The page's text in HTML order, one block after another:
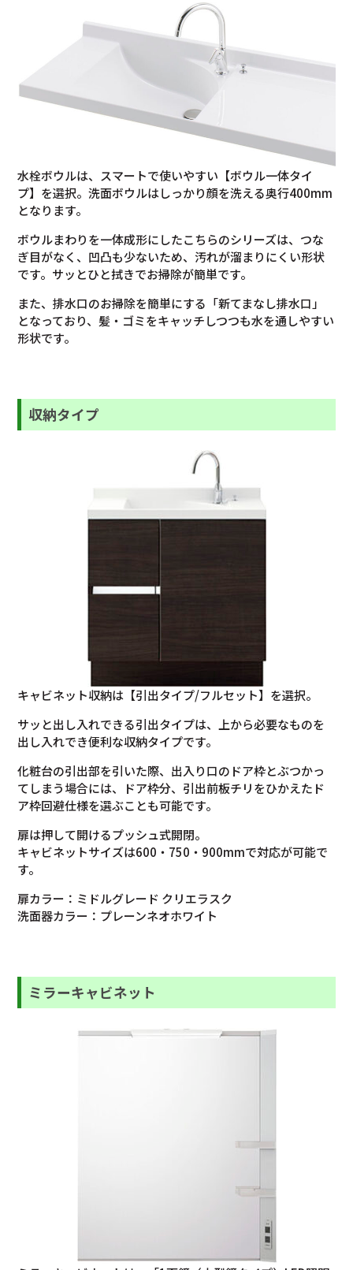
水栓ボウルは、スマートで使いやすい【ボウル一体タイ
プ】を選択。洗面ボウルはしっかり顔を洗える奥行400mm
となります。
ボウルまわりを一体成形にしたこちらのシリーズは、つな
ぎ目がなく、凹凸も少ないため、汚れが溜まりにくい形状
です。サッとひと拭きでお掃除が簡単です。
また、排水口のお掃除を簡単にする「新てまなし排水口」
となっており、髪・ゴミをキャッチしつつも水を通しやすい
形状です。
収納タイプ
キャビネット収納は【引出タイプ/フルセット】を選択。
サッと出し入れできる引出タイプは、上から必要なものを
出し入れでき便利な収納タイプです。
化粧台の引出部を引いた際、出入り口のドア枠とぶつかっ
てしまう場合には、ドア枠分、引出前板チリをひかえたド
ア枠回避仕様を選ぶことも可能です。
扉は押して開けるプッシュ式開閉。
キャビネットサイズは600・750・900mmで対応が可能で
す。
扉カラー：ミドルグレード クリエラスク
洗面器カラー：プレーンネオホワイト
ミラーキャビネット